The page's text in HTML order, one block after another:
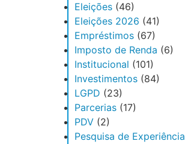
Eleições (46)
Eleições 2026 (41)
Empréstimos (67)
Imposto de Renda (6)
Institucional (101)
Investimentos (84)
LGPD (23)
Parcerias (17)
PDV (2)
Pesquisa de Experiência